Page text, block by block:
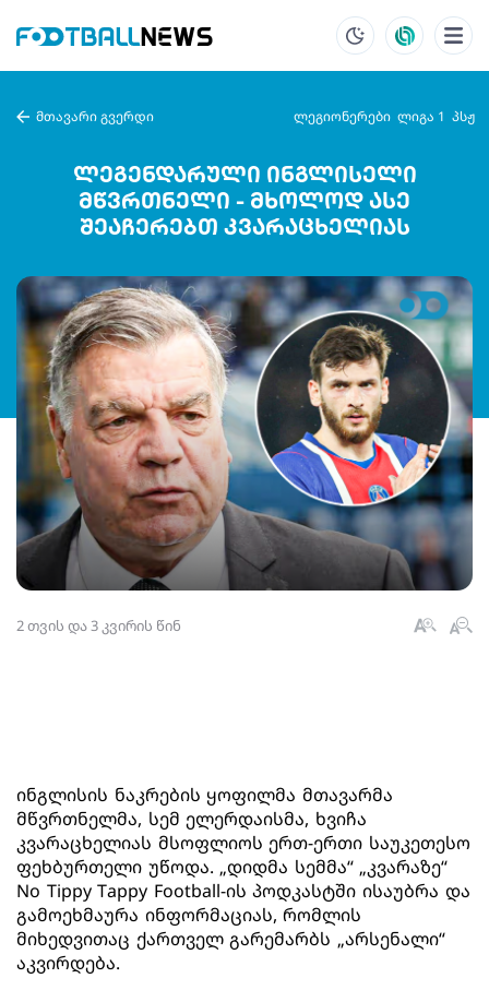
მთავარი გვერდი ლეგიონერები ლიგა 1 პსჟ
ლეგენდარული ინგლისელი
მწვრთნელი - მხოლოდ ასე
შეაჩერებთ კვარაცხელიას
2 თვის და 3 კვირის წინ
ინგლისის ნაკრების ყოფილმა მთავარმა
მწვრთნელმა, სემ ელერდაისმა, ხვიჩა
კვარაცხელიას მსოფლიოს ერთ-ერთი საუკეთესო
ფეხბურთელი უწოდა. „დიდმა სემმა“ „კვარაზე“
No Tippy Tappy Football-ის პოდკასტში ისაუბრა და
გამოეხმაურა ინფორმაციას, რომლის
მიხედვითაც ქართველ გარემარბს „არსენალი“
აკვირდება.